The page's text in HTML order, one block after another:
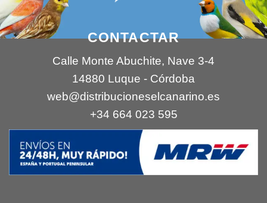
CONTACTAR
Calle Monte Abuchite, Nave 3-4
14880 Luque - Córdoba
web@distribucioneselcanarino.es
+34 664 023 595